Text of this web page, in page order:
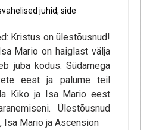
juhid, side
Kristus on ülestõusnud!
Mario on haiglast välja
juba kodus. Südamega
eest ja palume teil
Kiko ja Isa Mario eest
Ülestõusnud
Isa Mario ja Ascension